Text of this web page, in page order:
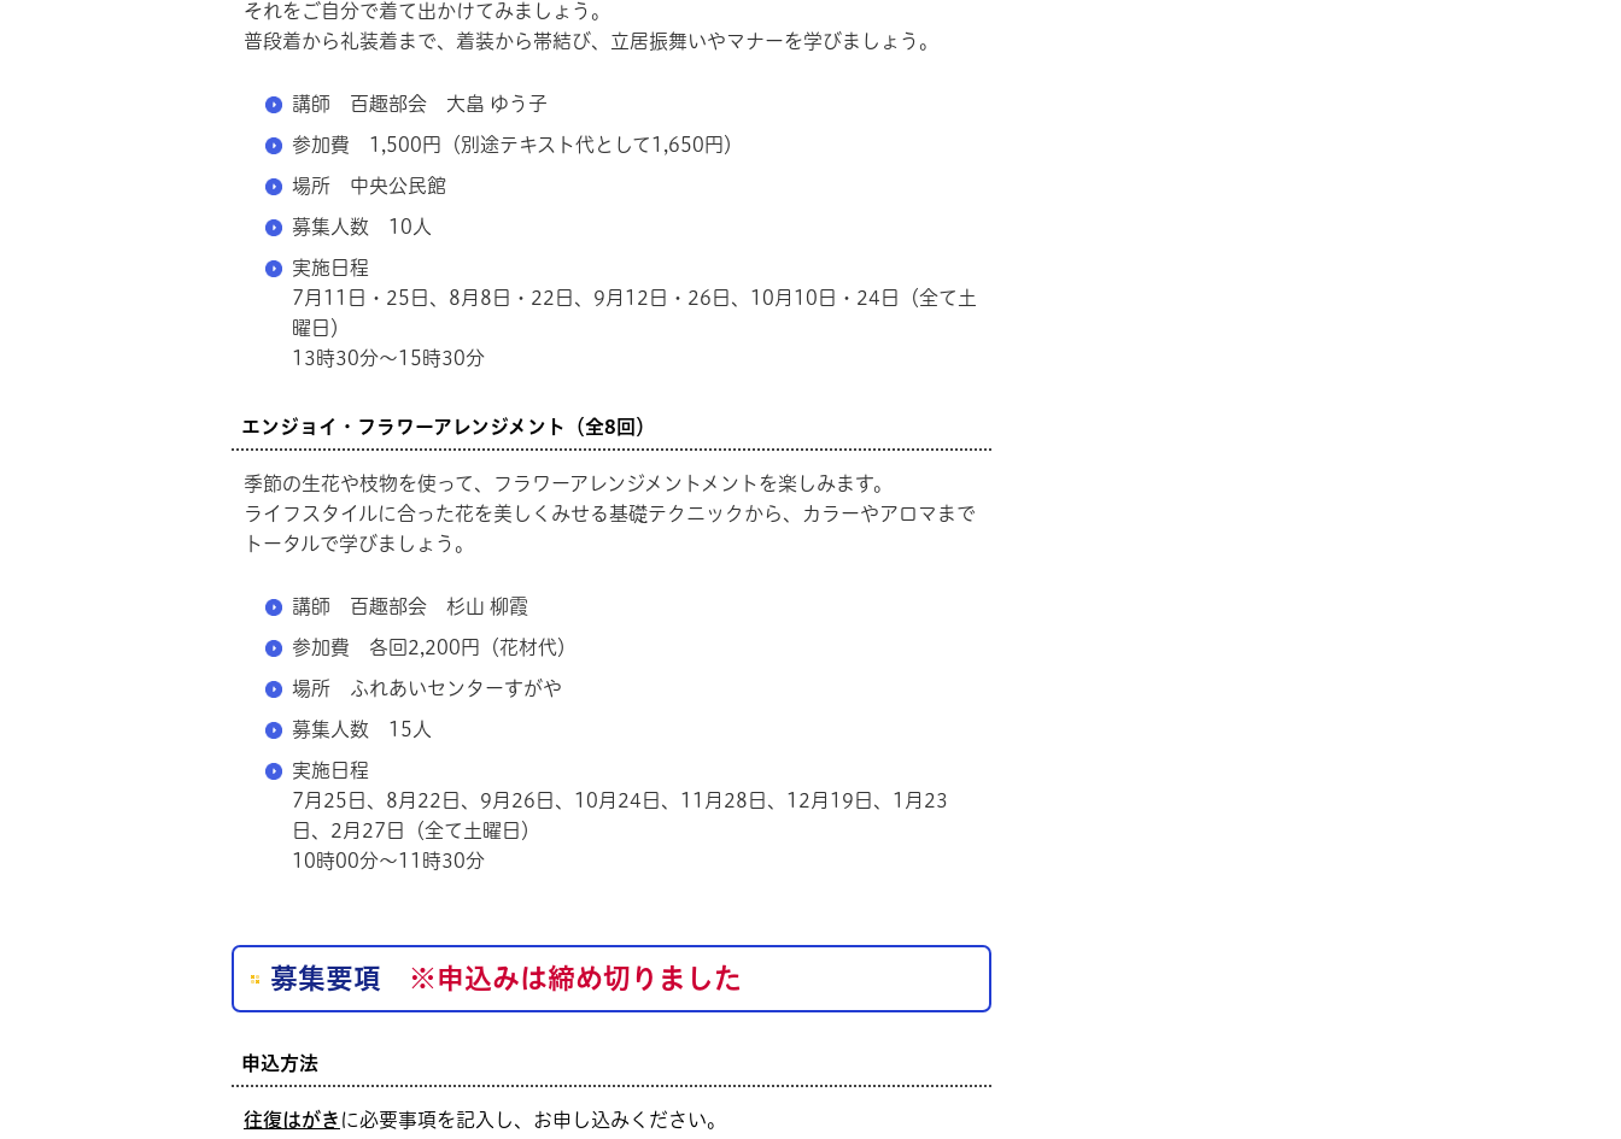
それをご自分で着て出かけてみましょう。
普段着から礼装着まで、着装から帯結び、立居振舞いやマナーを学びましょう。
講師 百趣部会 大畠 ゆう子
参加費 1,500円（別途テキスト代として1,650円）
場所 中央公民館
募集人数 10人
実施日程
7月11日・25日、8月8日・22日、9月12日・26日、10月10日・24日
（全て土
曜日）
13時30分～15時30分
エンジョイ・フラワーアレンジメント（全8回）
季節の生花や枝物を使って、フラワーアレンジメントメントを楽しみます。
ライフスタイルに合った花を美しくみせる基礎テクニックから、カラーやアロマまで
トータルで学びましょう。
講師 百趣部会 杉山 柳霞
参加費 各回2,200円（花材代）
場所 ふれあいセンターすがや
募集人数 15人
実施日程
7月25日、8月22日、9月26日、10月24日、11月28日、12月19日、1月23
日、2月27日（全て土曜日）
10時00分～11時30分
募集要項 ※申込みは締め切りました
申込方法
往復はがき に必要事項を記入し、お申し込みください。